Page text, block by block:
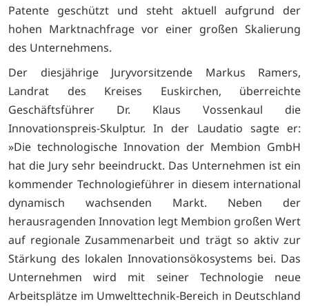
Patente geschützt und steht aktuell aufgrund der
hohen Marktnachfrage vor einer großen Skalierung
des Unternehmens.
Der diesjährige Juryvorsitzende Markus Ramers,
Landrat des Kreises Euskirchen, überreichte
Geschäftsführer Dr. Klaus Vossenkaul die
Innovationspreis-Skulptur. In der Laudatio sagte er:
»Die technologische Innovation der Membion GmbH
hat die Jury sehr beeindruckt. Das Unternehmen ist ein
kommender Technologieführer in diesem international
dynamisch wachsenden Markt. Neben der
herausragenden Innovation legt Membion großen Wert
auf regionale Zusammenarbeit und trägt so aktiv zur
Stärkung des lokalen Innovationsökosystems bei. Das
Unternehmen wird mit seiner Technologie neue
Arbeitsplätze im Umwelttechnik-Bereich in Deutschland